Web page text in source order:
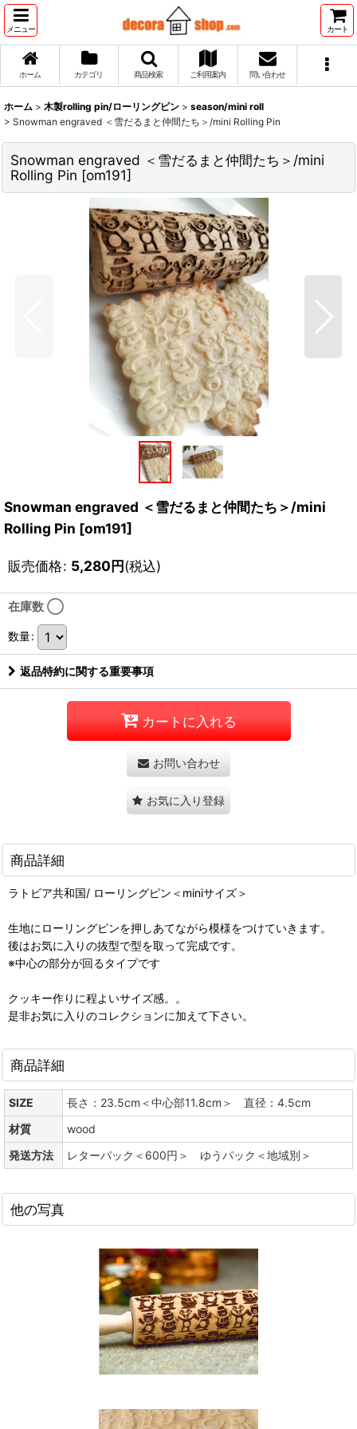
メニュー カート
ホーム カテゴリ 商品検索 ご利用案内 問い合わせ
ホーム > 木製rolling pin/ローリングピン > season/mini roll
> Snowman engraved ＜雪だるまと仲間たち＞/mini Rolling Pin
Snowman engraved ＜雪だるまと仲間たち＞/mini
Rolling Pin [om191]
Snowman engraved ＜雪だるまと仲間たち＞/mini
Rolling Pin [om191]
販売価格: 5,280円(税込)
在庫数 ◯
数量:
返品特約に関する重要事項
カートに入れる
お問い合わせ
お気に入り登録
商品詳細
ラトビア共和国/ ローリングピン＜miniサイズ＞
生地にローリングピンを押しあてながら模様をつけていきます。
後はお気に入りの抜型で型を取って完成です。
※中心の部分が回るタイプです
クッキー作りに程よいサイズ感。。
是非お気に入りのコレクションに加えて下さい。
商品詳細
SIZE
長さ：23.5cm＜中心部11.8cm＞ 直径：4.5cm
材質
wood
発送方法
レターパック＜600円＞ ゆうパック＜地域別＞
他の写真